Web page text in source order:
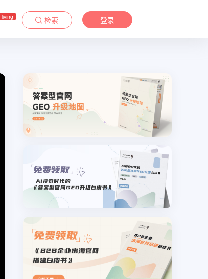
living 检索 登录